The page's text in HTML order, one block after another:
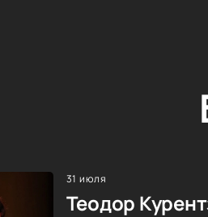
31 июля
Теодор